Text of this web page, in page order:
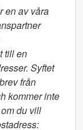
en av våra
till en
Syftet
från
kommer inte
du vill